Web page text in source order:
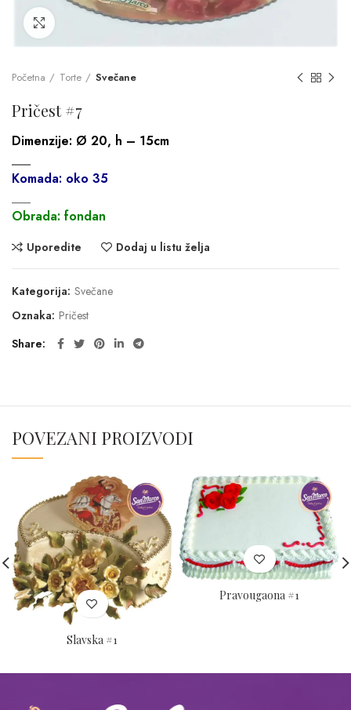
Click to enlarge
Početna Torte Svečane
Pričest #7
Dimenzije: Ø 20, h – 15cm
___
Komada: oko 35
Obrada: fondan
Uporedite Dodaj u listu želja
Kategorija: Svečane
Oznaka: Pričest
Share
POVEZANI PROIZVODI
Slavska #1
Pravougaona #1